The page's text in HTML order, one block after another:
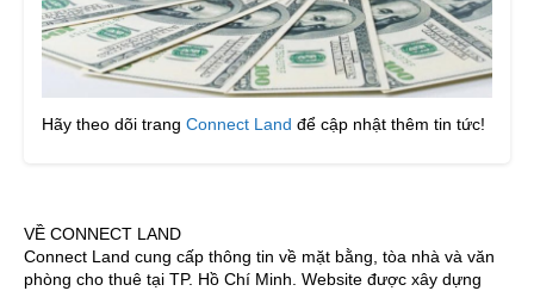
Hãy theo dõi trang Connect Land để cập nhật thêm tin tức!
VỀ CONNECT LAND
Connect Land cung cấp thông tin về mặt bằng, tòa nhà và văn
phòng cho thuê tại TP. Hồ Chí Minh. Website được xây dựng